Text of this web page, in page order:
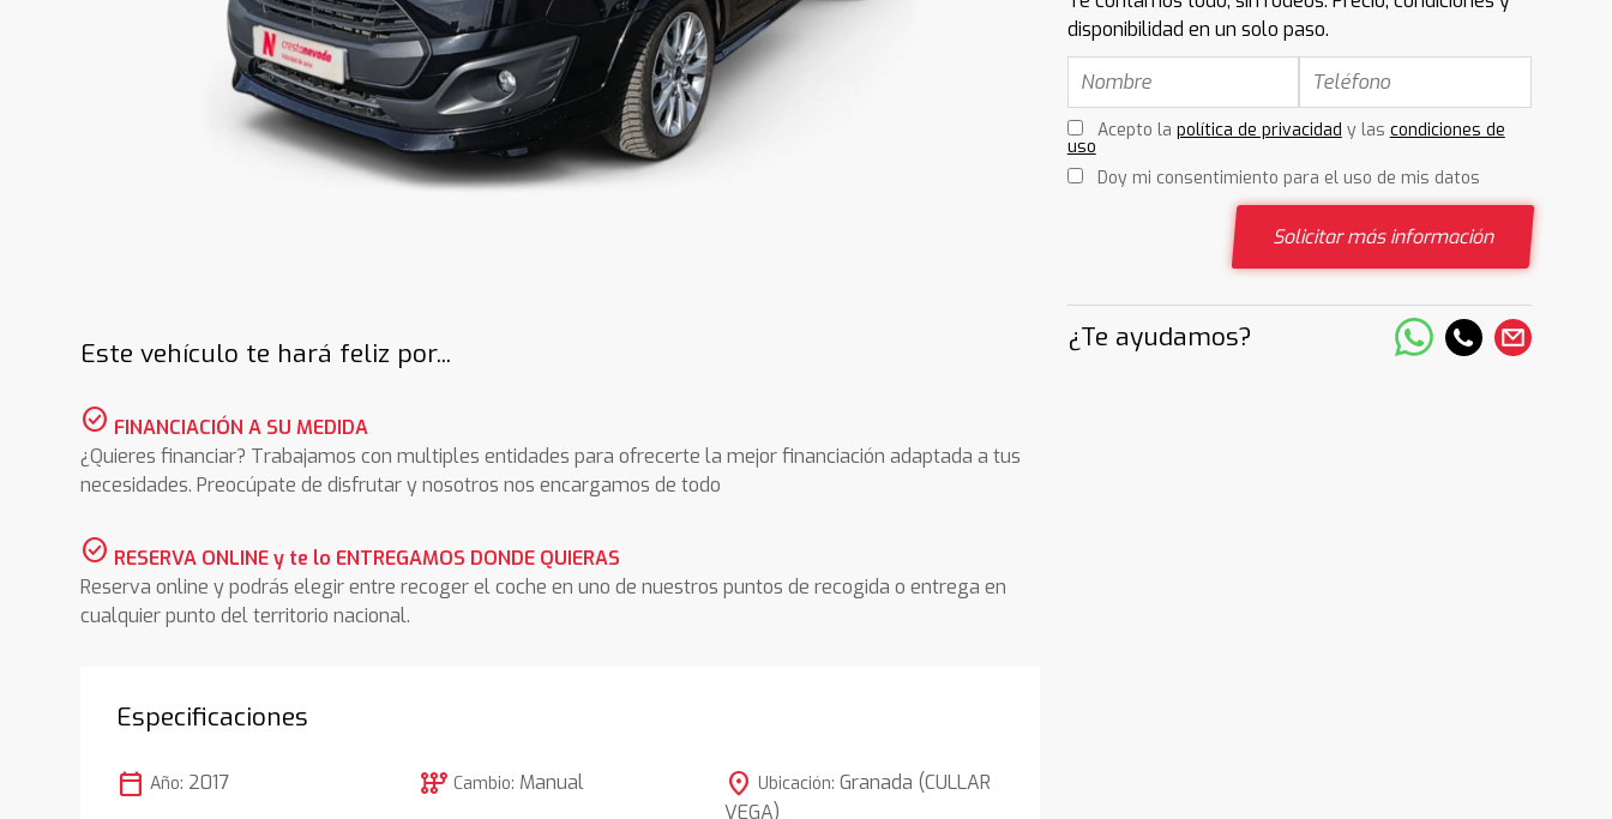
disponibilidad en un solo paso.
Acepto la política de privacidad y las condiciones de
uso
Doy mi consentimiento para el uso de mis datos
Solicitar más información
¿Te ayudamos?
Este vehículo te hará feliz por...
check_circle FINANCIACIÓN A SU MEDIDA
¿Quieres financiar? Trabajamos con multiples entidades para ofrecerte la mejor financiación adaptada a tus
necesidades. Preocúpate de disfrutar y nosotros nos encargamos de todo
check_circle RESERVA ONLINE y te lo ENTREGAMOS DONDE QUIERAS
Reserva online y podrás elegir entre recoger el coche en uno de nuestros puntos de recogida o entrega en
cualquier punto del territorio nacional.
Especificaciones
calendar_today Año: 2017 auto_transmission Cambio: Manual location_on Ubicación: Granada (CULLAR
VEGA)